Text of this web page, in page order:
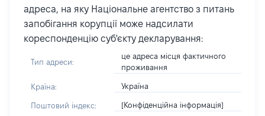
адреса, на яку Національне агентство з питань
запобігання корупції може надсилати
кореспонденцію суб'єкту декларування:
Тип адреси:
це адреса місця фактичного
проживання
Країна: Україна
Поштовий індекс: [Конфіденційна інформація]